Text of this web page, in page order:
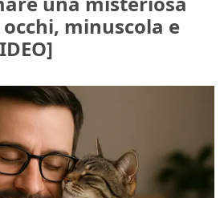
occhi, minuscola e